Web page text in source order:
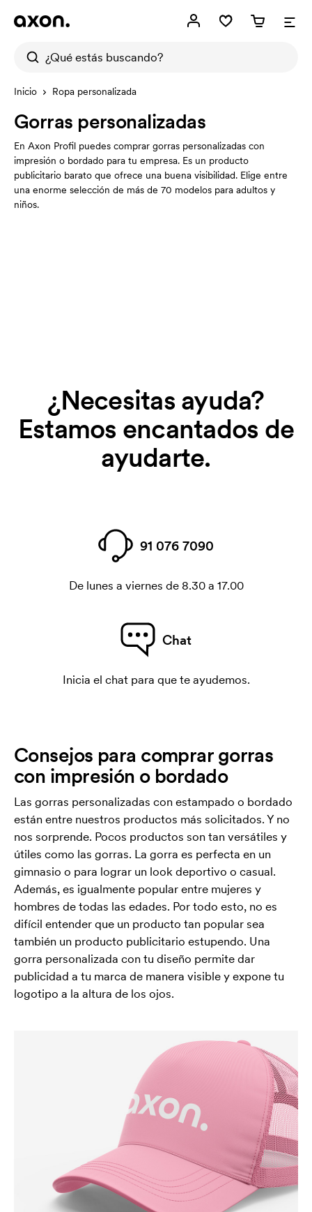
Inicio Ropa personalizada
Gorras personalizadas
En Axon Profil puedes comprar gorras personalizadas con
impresión o bordado para tu empresa. Es un producto
publicitario barato que ofrece una buena visibilidad. Elige entre
una enorme selección de más de 70 modelos para adultos y
niños.
¿Necesitas ayuda?
Estamos encantados de
ayudarte.
91 076 7090
De lunes a viernes de 8.30 a 17.00
Chat
Inicia el chat para que te ayudemos.
Consejos para comprar gorras
con impresión o bordado
Las gorras personalizadas con estampado o bordado
están entre nuestros productos más solicitados. Y no
nos sorprende. Pocos productos son tan versátiles y
útiles como las gorras. La gorra es perfecta en un
gimnasio o para lograr un look deportivo o casual.
Además, es igualmente popular entre mujeres y
hombres de todas las edades. Por todo esto, no es
difícil entender que un producto tan popular sea
también un producto publicitario estupendo. Una
gorra personalizada con tu diseño permite dar
publicidad a tu marca de manera visible y expone tu
logotipo a la altura de los ojos.